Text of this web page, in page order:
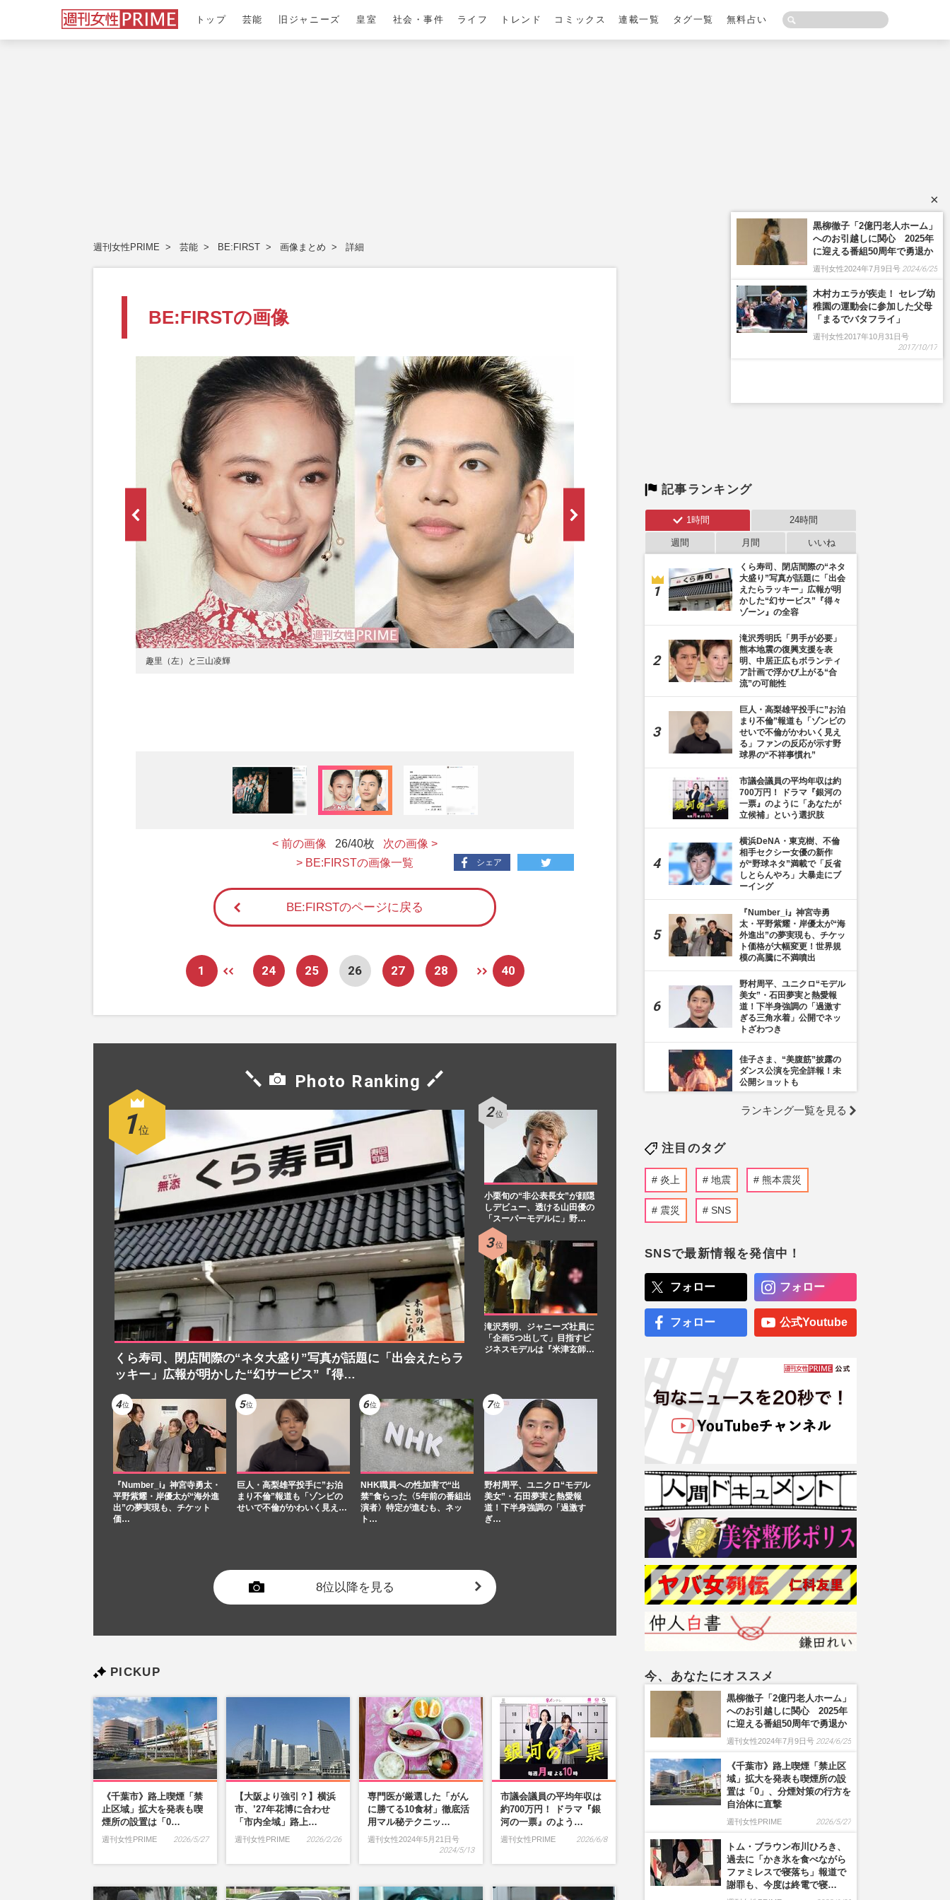
トップ 芸能 旧ジャニーズ 皇室 社会・事件 ライフ トレンド コミックス 連載一覧 タグ一覧 無料占い
週刊女性PRIME 芸能 BE:FIRST 画像まとめ 詳細
BE:FIRSTの画像
趣里（左）と三山凌輝
< 前の画像 26/40枚
次の画像 >
> BE:FIRSTの画像一覧
シェア
BE:FIRSTのページに戻る
1 24 25 26 27 28 40
Photo Ranking
くら寿司、閉店間際の“ネタ大盛り”写真が話題に「出会えたらラ
ッキー」広報が明かした“幻サービス”『得…
小栗旬の“非公表長女”が顔隠
しデビュー、透ける山田優の
「スーパーモデルに」野…
滝沢秀明、ジャニーズ社員に
「企画5つ出して」目指すビ
ジネスモデルは『米津玄師…
『Number_i』神宮寺勇太・
平野紫耀・岸優太が“海外進
出”の夢実現も、チケット
価…
巨人・高梨雄平投手に”お泊
まり不倫”報道も「ゾンビの
せいで不倫がかわいく見え…
NHK職員への性加害で“出
禁”食らった〈5年前の番組出
演者〉特定が進むも、ネッ
ト…
野村周平、ユニクロ“モデル
美女”・石田夢実と熱愛報
道！下半身強調の「過激す
ぎ…
8位以降を見る
PICKUP
《千葉市》路上喫煙「禁
止区域」拡大を発表も喫
煙所の設置は「0…
週刊女性PRIME 2026/5/27
【大阪より強引？】横浜
市、’27年花博に合わせ
「市内全域」路上…
週刊女性PRIME 2026/2/26
専門医が厳選した「がん
に勝てる10食材」徹底活
用マル秘テクニッ…
週刊女性2024年5月21日号
2024/5/13
市議会議員の平均年収は
約700万円！ ドラマ『銀
河の一票』のよう…
週刊女性PRIME 2026/6/8
記事ランキング
1時間 24時間
週間 月間 いいね
くら寿司、閉店間際の“ネタ
大盛り”写真が話題に「出会
えたらラッキー」広報が明
かした“幻サービス”『得々
ゾーン』の全容
滝沢秀明氏「男手が必要」
熊本地震の復興支援を表
明、中居正広もボランティ
ア計画で浮かび上がる“合
流”の可能性
巨人・高梨雄平投手に”お泊
まり不倫”報道も「ゾンビの
せいで不倫がかわいく見え
る」ファンの反応が示す野
球界の“不祥事慣れ”
市議会議員の平均年収は約
700万円！ ドラマ『銀河の
一票』のように「あなたが
立候補」という選択肢
横浜DeNA・東克樹、不倫
相手セクシー女優の新作
が“野球ネタ”満載で「反省
しとらんやろ」大暴走にブ
ーイング
『Number_i』神宮寺勇
太・平野紫耀・岸優太が“海
外進出”の夢実現も、チケッ
ト価格が大幅変更！世界規
模の高騰に不満噴出
野村周平、ユニクロ“モデル
美女”・石田夢実と熱愛報
道！下半身強調の「過激す
ぎる三角水着」公開でネッ
トざわつき
佳子さま、“美腹筋”披露の
ダンス公演を完全詳報！未
公開ショットも
《千葉市》路上喫煙「禁止
ぱーてぃーちゃん・信子、
衝撃のすっぴん姿に《ギャ
ルメイクよりいい》の
が税関とのコラボポスター
グ”… 三山凌輝の密会報道
を連想させる“キャッチコピ
ー”
NHK職員への性加害で“出
禁”食らった〈5年前の番組
も拡散される“二次被害”
専門医が厳選した「がんに
ル秘テクニック、1日10点
満点の“早見シート”簡単管
【大阪より強引？】横浜
市、’27年花博に合わせ「市
内全域」路上喫煙禁止方針
も、喫煙所整備は“ノープラ
伊野尾慧とのLINEを匂わせ
る“女性の正体”、平野紫耀
との“デート疑惑”や高橋海
人には「普段からあんな感
じ」投稿連発、繋がりアピ
ールでジャニーズは戦々
ランキング一覧を見る
注目のタグ
炎上 地震 熊本震災
震災 SNS
SNSで最新情報を発信中！
フォロー フォロー
フォロー 公式Youtube
今、あなたにオススメ
黒柳徹子「2億円老人ホーム」
へのお引越しに関心 2025年
に迎える番組50周年で勇退か
週刊女性2024年7月9日号 2024/6/25
《千葉市》路上喫煙「禁止区
域」拡大を発表も喫煙所の設
置は「0」、分煙対策の行方を
自治体に直撃
週刊女性PRIME 2026/5/27
トム・ブラウン布川ひろき、
過去に「かき氷を食べながら
ファミレスで寝落ち」報道で
謝罪も、今度は終電で寝…
×
黒柳徹子「2億円老人ホーム」
へのお引越しに関心 2025年
に迎える番組50周年で勇退か
週刊女性2024年7月9日号 2024/6/25
木村カエラが疾走！ セレブ幼
稚園の運動会に参加した父母
「まるでバタフライ」
週刊女性2017年10月31日号
2017/10/17